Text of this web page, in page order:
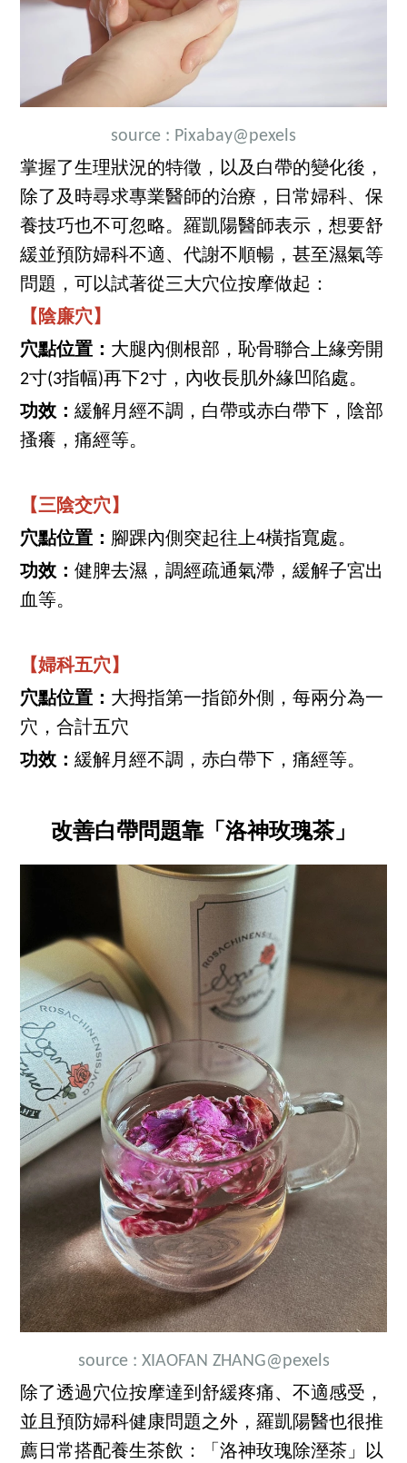
source : Pixabay@pexels
掌握了生理狀況的特徵，以及白帶的變化後，
除了及時尋求專業醫師的治療，日常婦科、保
養技巧也不可忽略。羅凱陽醫師表示，想要舒
緩並預防婦科不適、代謝不順暢，甚至濕氣等
問題，可以試著從三大穴位按摩做起：
【陰廉穴】
穴點位置： 大腿內側根部，恥骨聯合上緣旁開
2寸(3指幅)再下2寸，內收長肌外緣凹陷處。
功效：緩解月經不調，白帶或赤白帶下，陰部
搔癢，痛經等。
【三陰交穴】
穴點位置： 腳踝內側突起往上4橫指寬處。
功效：健脾去濕，調經疏通氣滯，緩解子宮出
血等。
【婦科五穴】
穴點位置： 大拇指第一指節外側，每兩分為一
穴，合計五穴
功效：緩解月經不調，赤白帶下，痛經等。
改善白帶問題靠「洛神玫瑰茶」
source : XIAOFAN ZHANG@pexels
除了透過穴位按摩達到舒緩疼痛、不適感受，
並且預防婦科健康問題之外，羅凱陽醫也很推
薦日常搭配養生茶飲：「洛神玫瑰除溼茶」以